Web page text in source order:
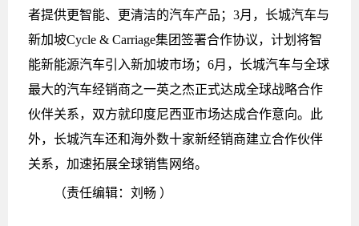
者提供更智能、更清洁的汽车产品；3月，长城汽车与
新加坡Cycle & Carriage集团签署合作协议，计划将智
能新能源汽车引入新加坡市场；6月，长城汽车与全球
最大的汽车经销商之一英之杰正式达成全球战略合作
伙伴关系，双方就印度尼西亚市场达成合作意向。此
外，长城汽车还和海外数十家新经销商建立合作伙伴
关系，加速拓展全球销售网络。
（责任编辑：刘畅 ）